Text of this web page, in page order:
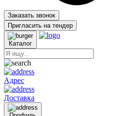
Заказать звонок
Пригласить на тендер
Каталог
Адрес
Доставка